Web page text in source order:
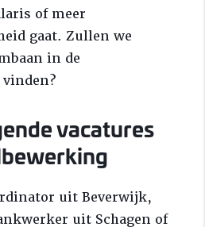
of meer
gaat. Zullen we
in de
vacatures
uit Beverwijk,
uit Schagen of